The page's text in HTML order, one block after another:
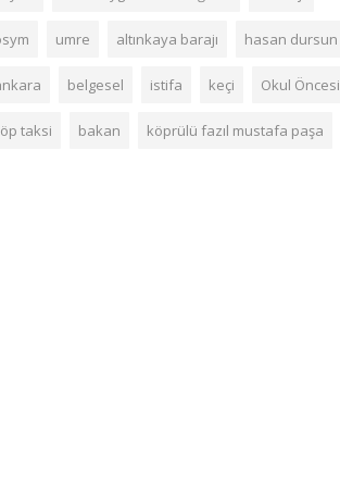
umre altınkaya barajı hasan dursun
belgesel istifa keçi Okul Öncesi
taksi bakan köprülü fazıl mustafa paşa